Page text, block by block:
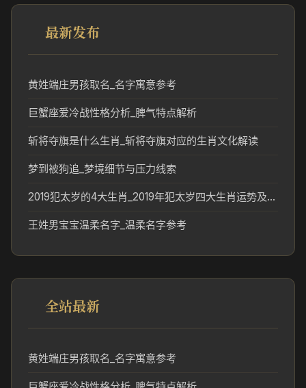
最新发布
黄姓端庄男孩取名_名字寓意参考
巨蟹座爱冷战性格分析_脾气特点解析
斩将夺旗是什么生肖_斩将夺旗对应的生肖文化解读
梦到被狗追_梦境细节与压力线索
2019犯太岁的4大生肖_2019年犯太岁四大生肖运势及化解方式
王姓男宝宝温柔名字_温柔名字参考
全站最新
黄姓端庄男孩取名_名字寓意参考